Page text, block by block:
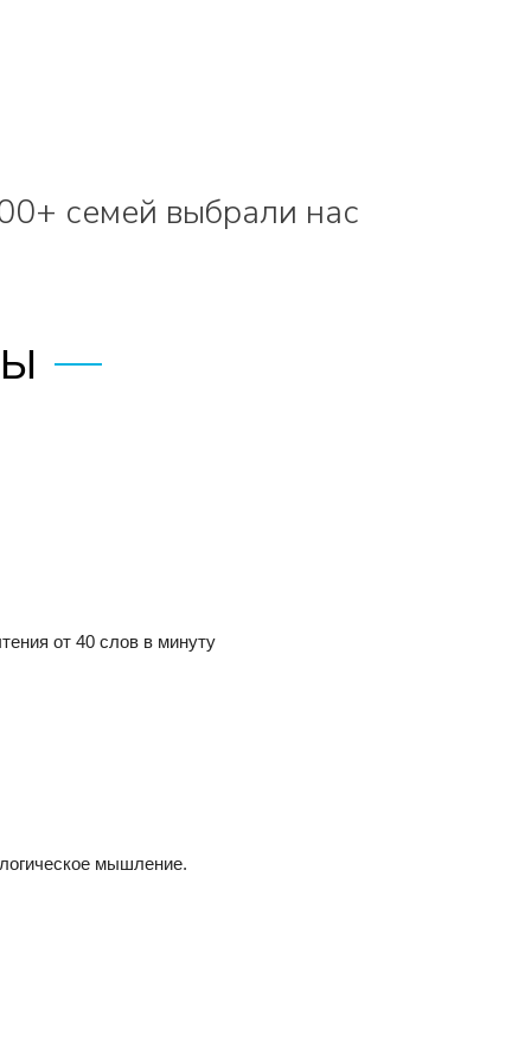
семей выбрали нас
от 40 слов в минуту
мышление.